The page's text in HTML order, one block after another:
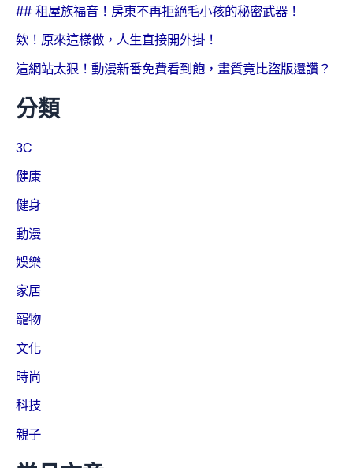
## 租屋族福音！房東不再拒絕毛小孩的秘密武器！
欸！原來這樣做，人生直接開外掛！
這網站太狠！動漫新番免費看到飽，畫質竟比盜版還讚？
分類
3C
健康
健身
動漫
娛樂
家居
寵物
文化
時尚
科技
親子